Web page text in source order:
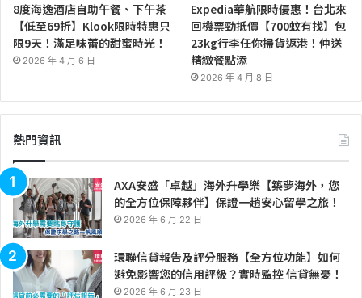
8度海逸酒店自助午餐、下午茶
【低至69折】Klook限時特惠只
限9天！滿足味蕾的甜蜜時光！
2026 年 4 月 6 日
Expedia華航限時優惠！台北來
回機票勁抵價【700蚊有找】包
23kg行李任你掃貨返港！仲送
精緻餐點添
2026 年 4 月 8 日
熱門資訊
AXA安盛「卓越」海外升學樂【築夢海外，您
的全方位保障夥伴】保證一趟安心留學之旅！
2026 年 6 月 22 日
環聯信貸報告及評分服務【全方位功能】如何
避免影響您的信用評級？實時監控 信貸無憂！
2026 年 6 月 23 日